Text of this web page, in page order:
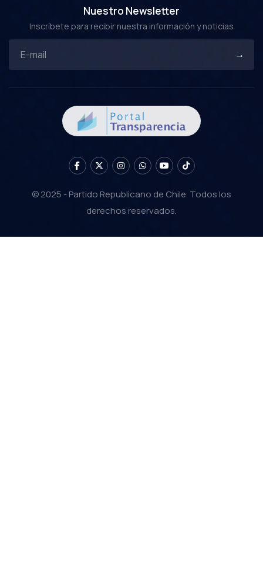
Nuestro Newsletter
Inscríbete para recibir nuestra información y noticias
© 2025 - Partido Republicano de Chile. Todos los
derechos reservados.